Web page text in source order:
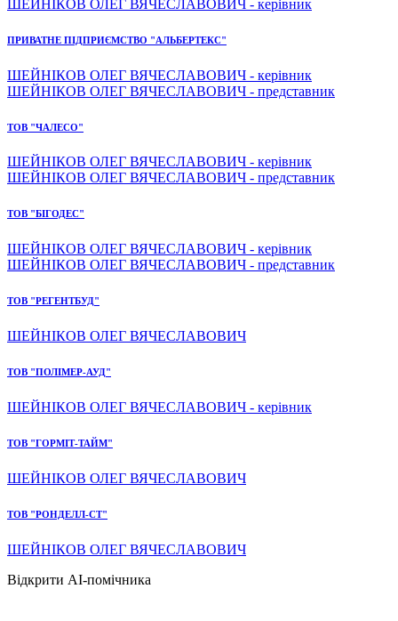
ШЕЙНІКОВ ОЛЕГ ВЯЧЕСЛАВОВИЧ - керівник
ПРИВАТНЕ ПІДПРИЄМСТВО "АЛЬБЕРТЕКС"
ШЕЙНІКОВ ОЛЕГ ВЯЧЕСЛАВОВИЧ - керівник
ШЕЙНІКОВ ОЛЕГ ВЯЧЕСЛАВОВИЧ - представник
ТОВ "ЧАЛЕСО"
ШЕЙНІКОВ ОЛЕГ ВЯЧЕСЛАВОВИЧ - керівник
ШЕЙНІКОВ ОЛЕГ ВЯЧЕСЛАВОВИЧ - представник
ТОВ "БІГОДЕС"
ШЕЙНІКОВ ОЛЕГ ВЯЧЕСЛАВОВИЧ - керівник
ШЕЙНІКОВ ОЛЕГ ВЯЧЕСЛАВОВИЧ - представник
ТОВ "РЕГЕНТБУД"
ШЕЙНІКОВ ОЛЕГ ВЯЧЕСЛАВОВИЧ
ТОВ "ПОЛІМЕР-АУД"
ШЕЙНІКОВ ОЛЕГ ВЯЧЕСЛАВОВИЧ - керівник
ТОВ "ГОРМІТ-ТАЙМ"
ШЕЙНІКОВ ОЛЕГ ВЯЧЕСЛАВОВИЧ
ТОВ "РОНДЕЛЛ-СТ"
ШЕЙНІКОВ ОЛЕГ ВЯЧЕСЛАВОВИЧ
Відкрити AI-помічника